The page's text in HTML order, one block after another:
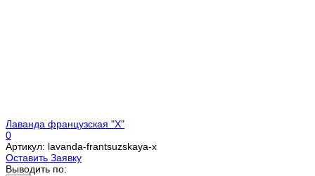
Лаванда французская "X"
0
Артикул: lavanda-frantsuzskaya-x
Оставить Заявку
Выводить по: